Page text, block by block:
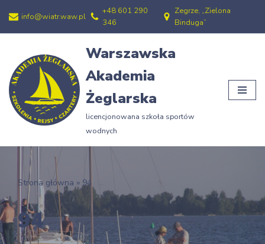
Przejdź
treści
info@wiatr.waw.pl
+48 601 290
346
Zegrze, „Zielona
Binduga”
Warszawska
Akademia
Żeglarska
licencjonowana szkoła sportów
wodnych
Strona główna » 94
94